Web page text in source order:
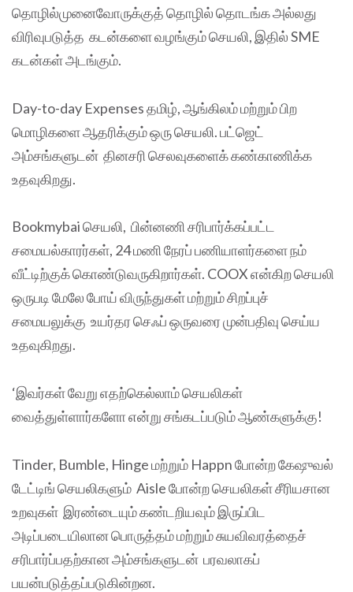
தொழில்முனைவோருக்குத் தொழில் தொடங்க அல்லது
விரிவுபடுத்த கடன்களை வழங்கும் செயலி, இதில் SME
கடன்கள் அடங்கும்.
Day-to-day Expenses தமிழ், ஆங்கிலம் மற்றும் பிற
மொழிகளை ஆதரிக்கும் ஒரு செயலி. பட்ஜெட்
அம்சங்களுடன் தினசரி செலவுகளைக் கண்காணிக்க
உதவுகிறது.
Bookmybai செயலி, பின்னணி சரிபார்க்கப்பட்ட
சமையல்காரர்கள், 24 மணி நேரப் பணியாளர்களை நம்
வீட்டிற்குக் கொண்டுவருகிறார்கள். COOX என்கிற செயலி
ஒருபடி மேலே போய் விருந்துகள் மற்றும் சிறப்புச்
சமையலுக்கு உயர்தர செஃப் ஒருவரை முன்பதிவு செய்ய
உதவுகிறது.
‘இவர்கள் வேறு எதற்கெல்லாம் செயலிகள்
வைத்துள்ளார்களோ என்று சங்கடப்படும் ஆண்களுக்கு!
Tinder, Bumble, Hinge மற்றும் Happn போன்ற கேஷுவல்
டேட்டிங் செயலிகளும் Aisle போன்ற செயலிகள் சீரியசான
உறவுகள் இரண்டையும் கண்டறியவும் இருப்பிட
அடிப்படையிலான பொருத்தம் மற்றும் சுயவிவரத்தைச்
சரிபார்ப்பதற்கான அம்சங்களுடன் பரவலாகப்
பயன்படுத்தப்படுகின்றன.